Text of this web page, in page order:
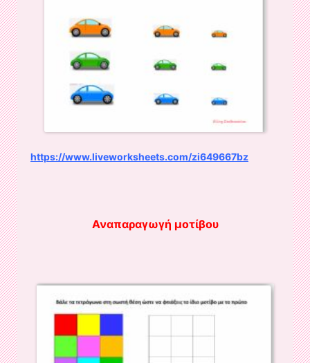
https://www.liveworksheets.com/zi649667bz
Αναπαραγωγή μοτίβου